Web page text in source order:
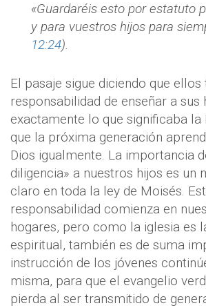
«Guardaréis esto por estatuto
y para vuestros hijos para
12:24).
El pasaje sigue diciendo que ellos
responsabilidad de enseñar a sus
exactamente lo que significaba la
que la próxima generación
Dios igualmente. La importancia
diligencia» a nuestros hijos es un
claro en toda la ley de Moisés.
responsabilidad comienza en
hogares, pero como la iglesia es
espiritual, también es de suma
instrucción de los jóvenes
misma, para que el evangelio
pierda al ser transmitido de